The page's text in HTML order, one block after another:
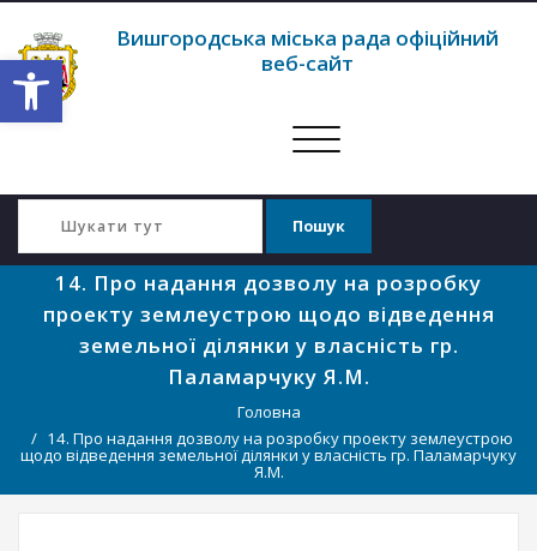
Відкрити Панель інструментів
Вишгородська міська рада офіційний
веб-сайт
Перемкнути
14. Про надання дозволу на розробку
проекту землеустрою щодо відведення
земельної ділянки у власність гр.
Паламарчуку Я.М.
Головна
14. Про надання дозволу на розробку проекту землеустрою
щодо відведення земельної ділянки у власність гр. Паламарчуку
Я.М.